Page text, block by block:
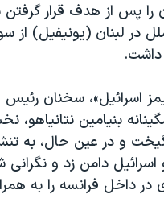
آمریکا «سی‌پک»
را پس از هدف قرار
در لبنان (یونیفیل) از
داشت.
اسرائیل»، سخنان
بنیامین نتانیاهو،
و در عین حال، به
اسرائیل دامن زد و
در داخل فرانسه را به